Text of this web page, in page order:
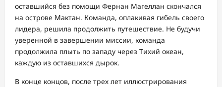
оставшийся без помощи Фернан Магеллан скончался
на острове Мактан. Команда, оплакивая гибель своего
лидера, решила продолжить путешествие. Не будучи
уверенной в завершении миссии, команда
продолжила плыть по западу через Тихий океан,
каждую из оставшихся дырок.
В конце концов, после трех лет иллюстрирования